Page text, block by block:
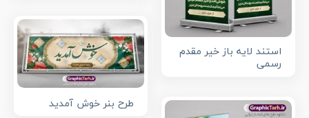
استند لایه باز خیر مقدم
رسمی
طرح بنر خوش آمدید